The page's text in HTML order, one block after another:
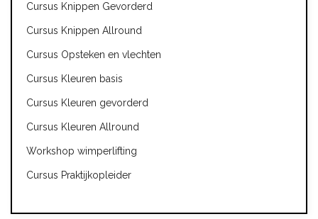
Cursus Knippen Gevorderd
Cursus Knippen Allround
Cursus Opsteken en vlechten
Cursus Kleuren basis
Cursus Kleuren gevorderd
Cursus Kleuren Allround
Workshop wimperlifting
Cursus Praktijkopleider